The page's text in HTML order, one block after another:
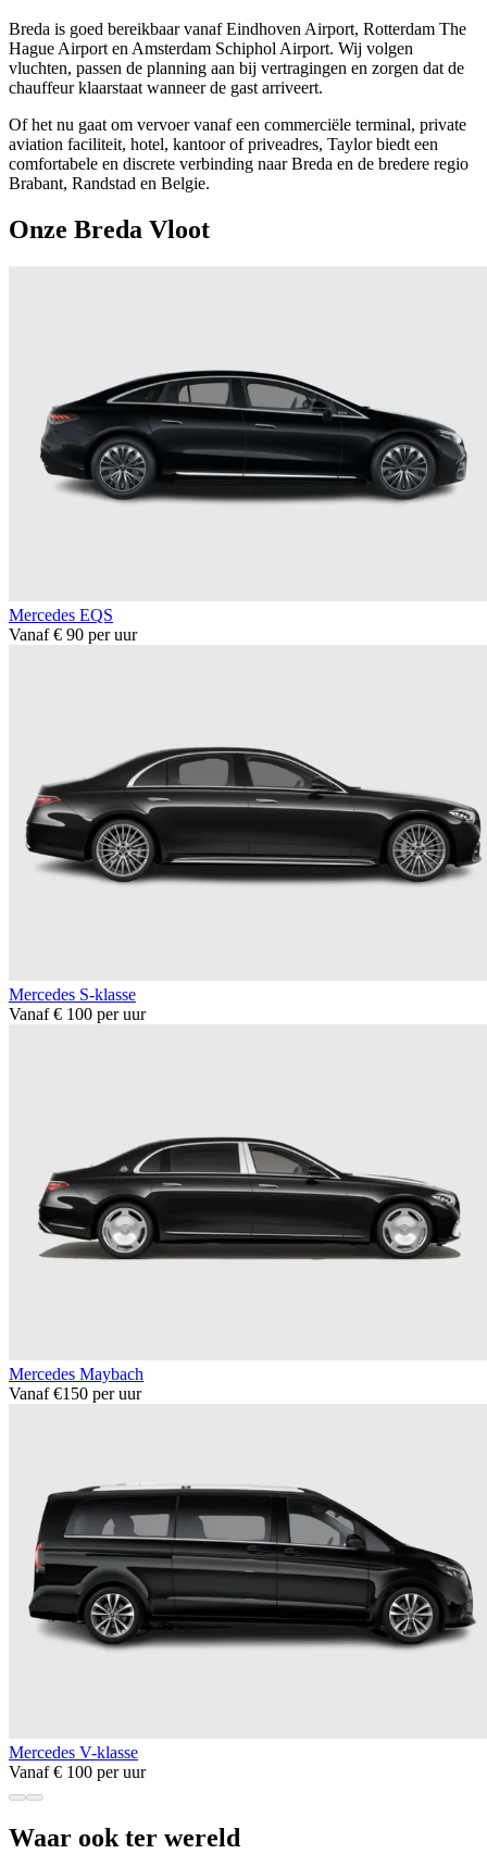
Breda is goed bereikbaar vanaf Eindhoven Airport, Rotterdam The
Hague Airport en Amsterdam Schiphol Airport. Wij volgen
vluchten, passen de planning aan bij vertragingen en zorgen dat de
chauffeur klaarstaat wanneer de gast arriveert.
Of het nu gaat om vervoer vanaf een commerciële terminal, private
aviation faciliteit, hotel, kantoor of priveadres, Taylor biedt een
comfortabele en discrete verbinding naar Breda en de bredere regio
Brabant, Randstad en Belgie.
Onze Breda Vloot
Mercedes EQS
Vanaf € 90 per uur
Mercedes S-klasse
Vanaf € 100 per uur
Mercedes Maybach
Vanaf €150 per uur
Mercedes V-klasse
Vanaf € 100 per uur
Waar ook ter wereld